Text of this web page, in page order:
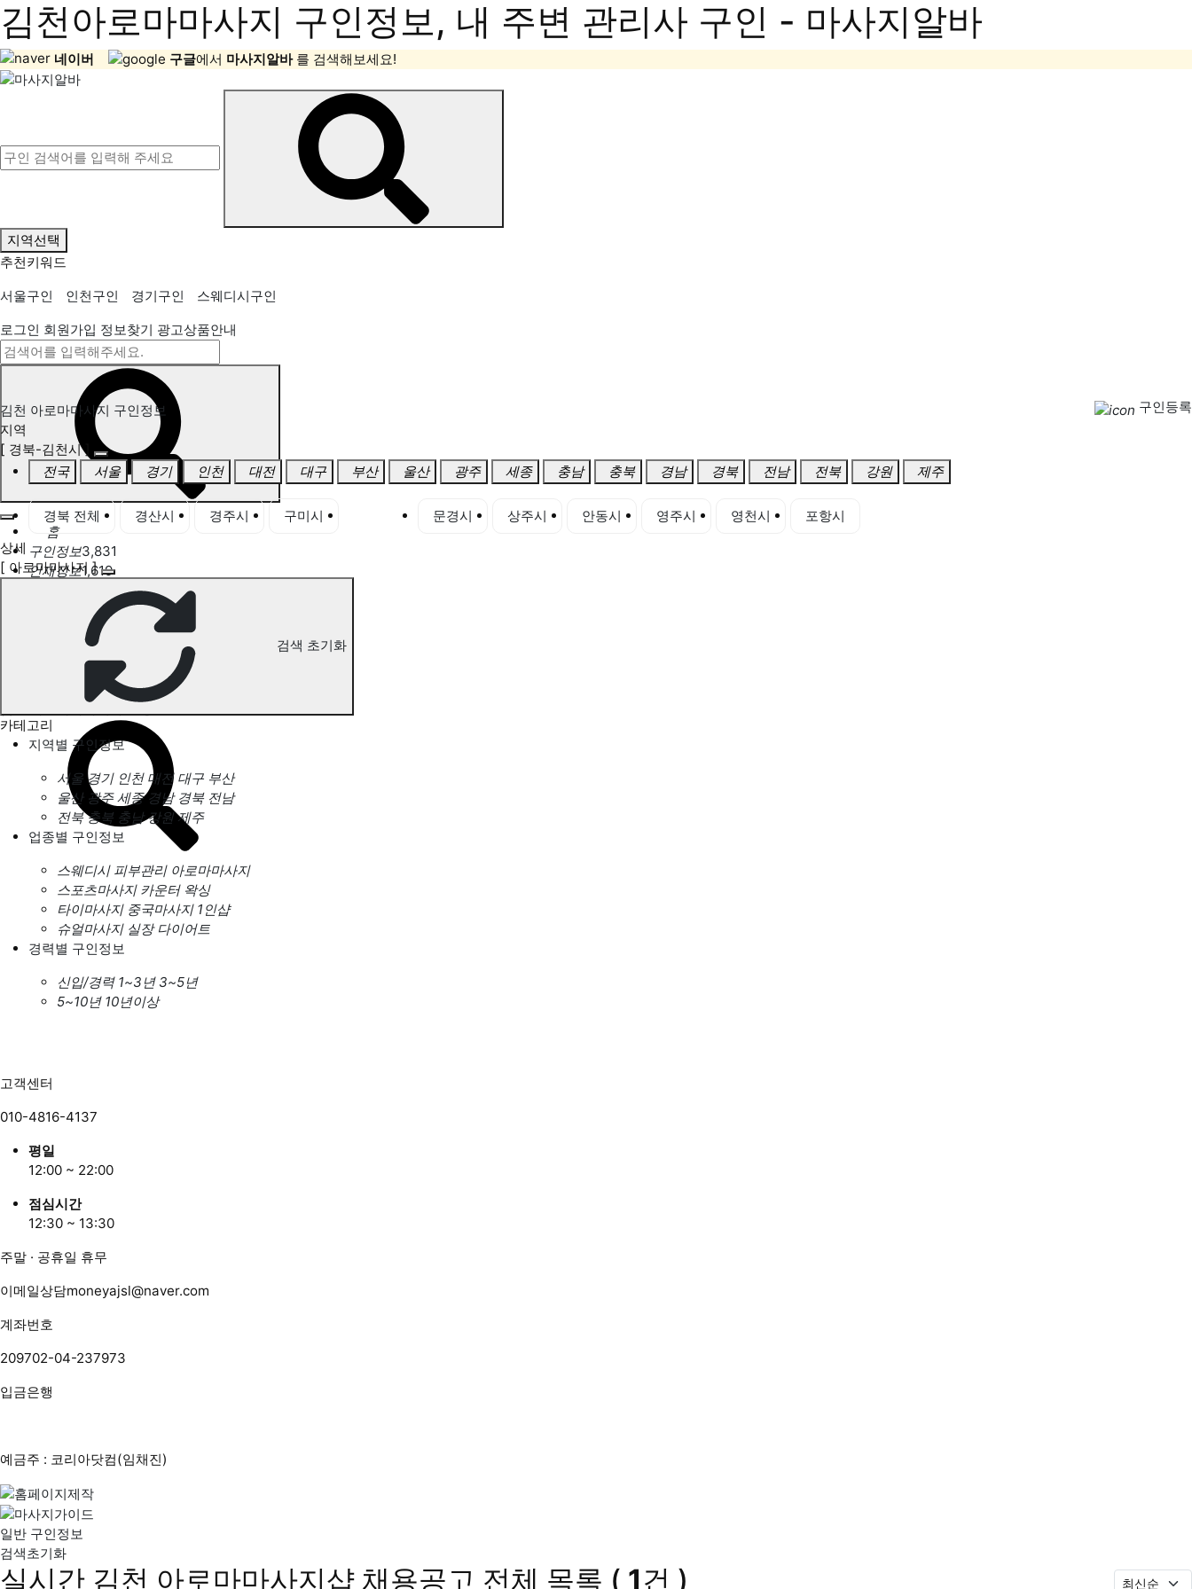
김천아로마마사지 구인정보, 내 주변 관리사 구인 - 마사지알바
네이버 구글에서 마사지알바 를 검색해보세요!
지역선택
추천키워드
서울구인
인천구인 경기구인
스웨디시구인
로그인 회원가입 정보찾기 광고상품안내
홈
구인정보3,831
인재정보1,619
고객센터
전국업체정보 마사지가이드
업체 서비스 관리
개인 서비스 관리
김천 아로마마사지 구인정보
구인등록
지역
[ 경북-김천시 ]
전국
서울 경기 인천 대전 대구 부산 울산 광주 세종 충남 충북 경남 경북 전남 전북 강원 제주
경북 전체 경산시 경주시 구미시 문경시 상주시 안동시 영주시 영천시
포항시
상세
[ 아로마마사지 ]
검색 초기화
카테고리
지역별 구인정보
서울 경기 인천 대전 대구 부산
울산 광주 세종 경남 경북 전남
전북 충북 충남 강원 제주
업종별 구인정보
스웨디시 피부관리 아로마마사지
스포츠마사지 카운터 왁싱
타이마사지 중국마사지 1인샵
슈얼마사지 실장 다이어트
경력별 구인정보
신입/경력 1~3년 3~5년
5~10년 10년이상
고객센터
010-4816-4137
평일
12:00 ~ 22:00
점심시간
12:30 ~ 13:30
주말 · 공휴일 휴무
이메일상담moneyajsl@naver.com
계좌번호
209702-04-237973
입금은행
예금주 : 코리아닷컴(임채진)
일반 구인정보
검색초기화
실시간 김천 아로마마사지샵 채용공고 전체 목록 ( 1건 )